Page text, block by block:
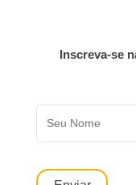
Inscreva-se